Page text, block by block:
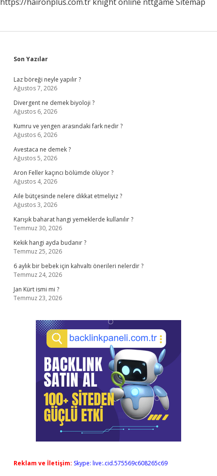
Sidebar
Son Yazılar
Laz böreği neyle yapılır ?
Ağustos 7, 2026
Divergent ne demek biyoloji ?
Ağustos 6, 2026
Kumru ve yengen arasındaki fark nedir ?
Ağustos 6, 2026
Avestaca ne demek ?
Ağustos 5, 2026
Aron Feller kaçıncı bölümde ölüyor ?
Ağustos 4, 2026
Aile bütçesinde nelere dikkat etmeliyiz ?
Ağustos 3, 2026
Karışık baharat hangi yemeklerde kullanılır ?
Temmuz 30, 2026
Kekik hangi ayda budanır ?
Temmuz 25, 2026
6 aylık bir bebek için kahvaltı önerileri nelerdir ?
Temmuz 24, 2026
Jan Kürt ismi mi ?
Temmuz 23, 2026
Reklam ve İletişim: Skype: live:.cid.575569c608265c69